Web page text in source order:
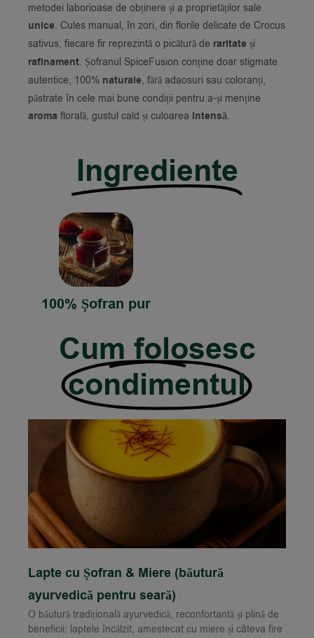
metodei laborioase de obținere și a proprietăților sale
unice. Cules manual, în zori, din florile delicate de Crocus
sativus, fiecare fir reprezintă o picătură de raritate și
rafinament. Șofranul SpiceFusion conține doar stigmate
autentice, 100% naturale, fără adaosuri sau coloranți,
păstrate în cele mai bune condiții pentru a-și menține
aroma florală, gustul cald și culoarea intensă.
Ingrediente
100% Șofran pur
Cum folosesc
condimentul
Lapte cu Șofran & Miere (băutură
ayurvedică pentru seară)
O băutură tradițională ayurvedică, reconfortantă și plină de
beneficii: laptele încălzit, amestecat cu miere și câteva fire